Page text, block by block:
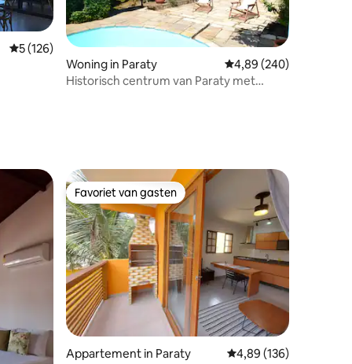
Gemiddelde beoordeling van 5 uit 5, 126 recensies
5 (126)
Woning in Paraty Gemiddelde
4,89 (240)
Historisch centrum van Paraty met
Favoriet van gasten
Favoriet van gasten
Appartement in Paraty Gemiddelde
4,89 (136)